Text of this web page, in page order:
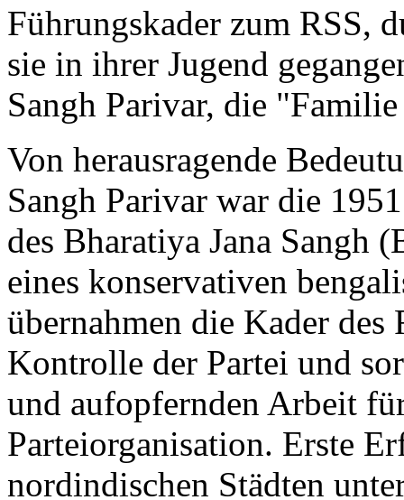
Führungskader zum RSS,
sie in ihrer Jugend
Sangh Parivar, die
Von herausragende
Sangh Parivar war die
des Bharatiya Jana Sangh
eines konservativen
übernahmen die Kader
Kontrolle der Partei und
und aufopfernden Arbeit
Parteiorganisation. Erste
nordindischen Städten